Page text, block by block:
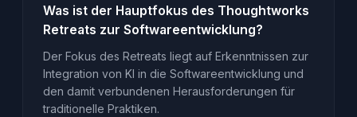
Was ist der Hauptfokus des Thoughtworks
Retreats zur Softwareentwicklung?
Der Fokus des Retreats liegt auf Erkenntnissen zur
Integration von KI in die Softwareentwicklung und
den damit verbundenen Herausforderungen für
traditionelle Praktiken.